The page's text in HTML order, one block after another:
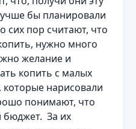
бы планировали
сих пор считают, что
нужно много
желание и
копить с малых
нарисовали
понимают, что
бюджет. За их